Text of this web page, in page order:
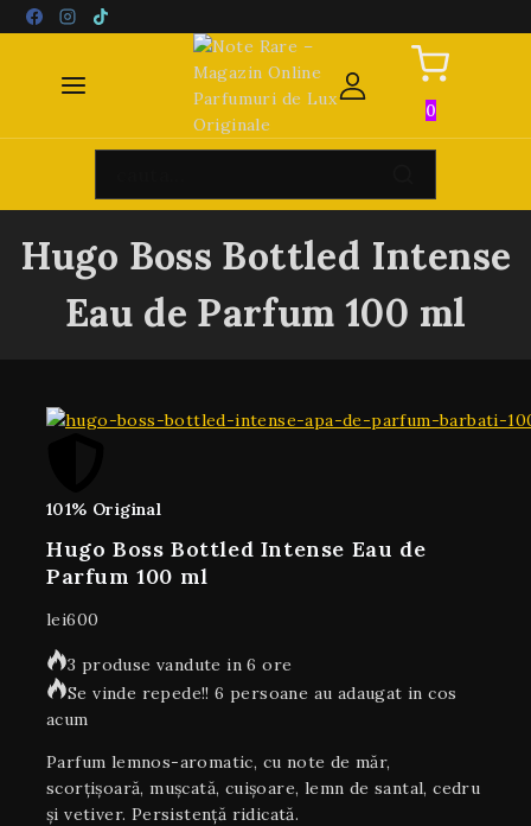
0
Hugo Boss Bottled Intense
Eau de Parfum 100 ml
101% Original
Hugo Boss Bottled Intense Eau de
Parfum 100 ml
lei600
3 produse vandute in 6 ore
Se vinde repede!! 6 persoane au adaugat in cos
acum
Parfum lemnos-aromatic, cu note de măr,
scorțișoară, mușcată, cuișoare, lemn de santal, cedru
și vetiver. Persistență ridicată.